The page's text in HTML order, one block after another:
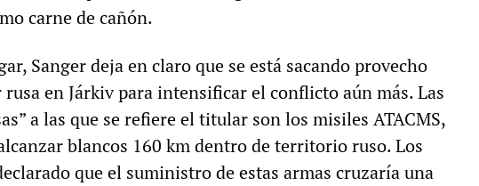
carne de cañón.
Sanger deja en claro que se está sacando provecho
en Járkiv para intensificar el conflicto aún más. Las
a las que se refiere el titular son los misiles ATACMS,
blancos 160 km dentro de territorio ruso. Los
que el suministro de estas armas cruzaría una